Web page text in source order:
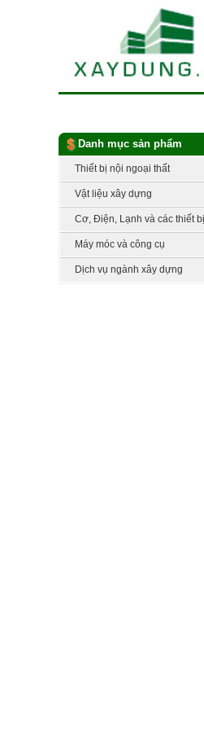
Danh mục sản phẩm
Thiết bị nội ngoại thất
Vật liệu xây dựng
Cơ, Điện, Lạnh và các thiết
Máy móc và công cụ
Dịch vụ ngành xây dựng